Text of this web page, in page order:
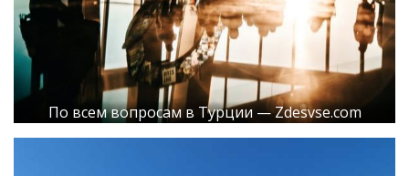
По всем вопросам в Турции — Zdesvse.com